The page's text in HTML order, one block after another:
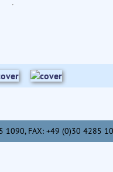
1090, FAX: +49 (0)30 4285